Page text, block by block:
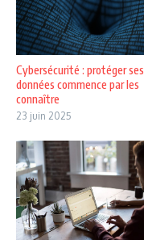
Cybersécurité : protéger ses
données commence par les
connaître
23 juin 2025